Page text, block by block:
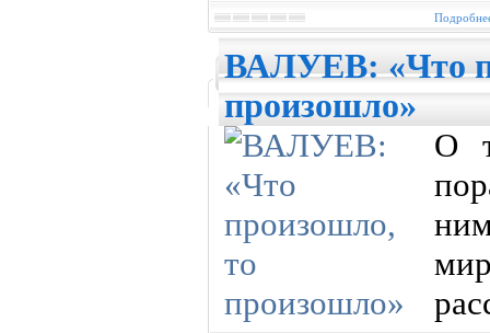
ВАЛУЕВ: «Что
произошло»
О